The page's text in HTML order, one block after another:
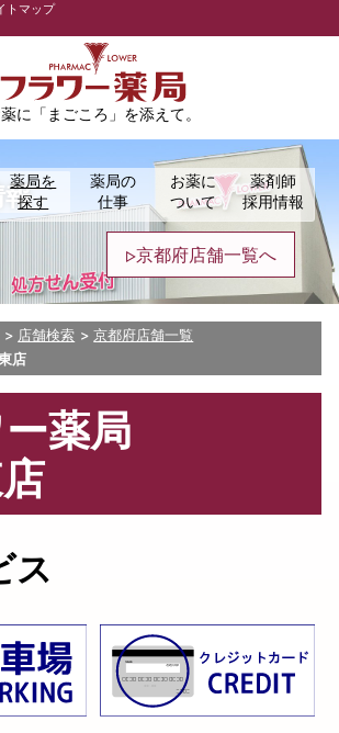
に「まごころ」を添えて。
薬局を
探す
薬局の
仕事
お薬に
ついて
薬剤師
採用情報
トマップ
京都府店舗一覧へ
店舗検索
京都府店舗一覧
店
薬局
ス